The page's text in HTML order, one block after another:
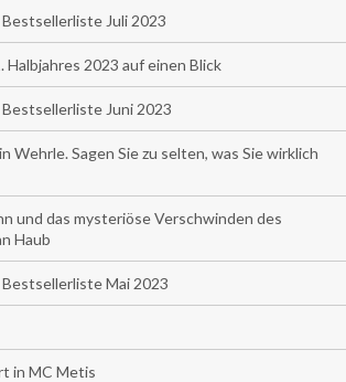
Juli 2023
Halbjahres 2023 auf einen Blick
Juni 2023
Wehrle. Sagen Sie zu selten, was Sie wirklich
und das mysteriöse Verschwinden des
Haub
Mai 2023
in MC Metis